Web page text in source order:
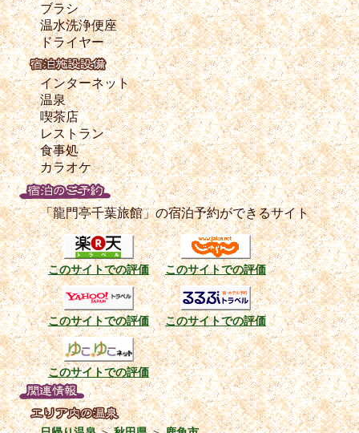
ブラシ
温水洗浄便座
ドライヤー
インターネット
温泉
喫茶店
レストラン
食事処
カラオケ
「龍門亭千葉旅館」の宿泊予約ができるサイト
このサイトでの評価 このサイトでの評価
このサイトでの評価 このサイトでの評価
このサイトでの評価